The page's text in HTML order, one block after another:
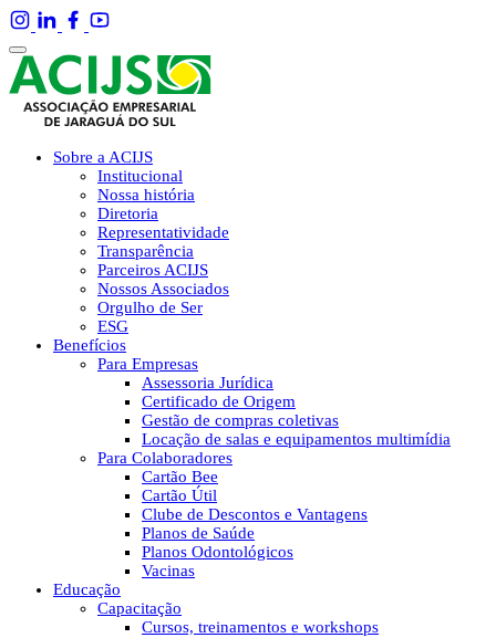
Sobre a ACIJS
Institucional
Nossa história
Diretoria
Representatividade
Transparência
Parceiros ACIJS
Nossos Associados
Orgulho de Ser
ESG
Benefícios
Para Empresas
Assessoria Jurídica
Certificado de Origem
Gestão de compras coletivas
Locação de salas e equipamentos multimídia
Para Colaboradores
Cartão Bee
Cartão Útil
Clube de Descontos e Vantagens
Planos de Saúde
Planos Odontológicos
Vacinas
Educação
Capacitação
Cursos, treinamentos e workshops